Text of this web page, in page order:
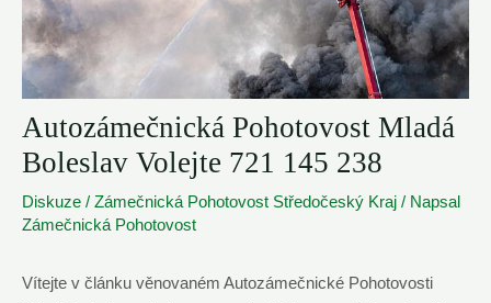
Autozámečnická Pohotovost Mladá
Boleslav Volejte 721 145 238
Diskuze / Zámečnická Pohotovost Středočeský Kraj / Napsal
Zámečnická Pohotovost
Vítejte v článku věnovaném Autozámečnické Pohotovosti